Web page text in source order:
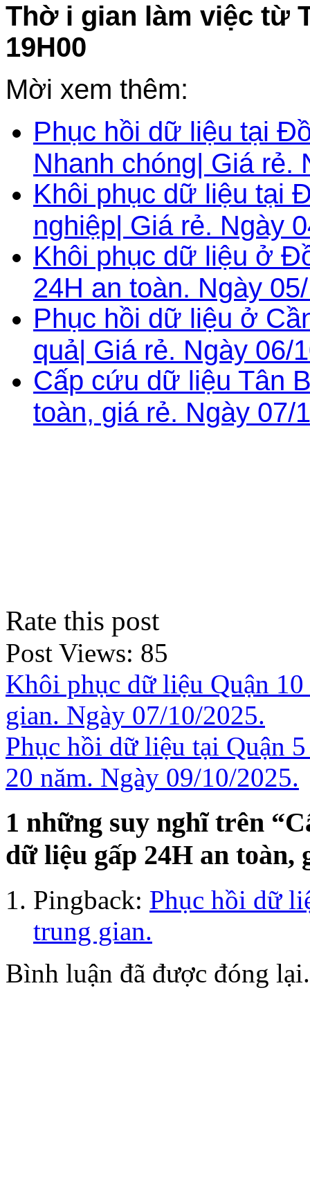
Thờ i gian làm việc từ
19H00
Mời xem thêm:
Phục hồi dữ liệu tại
Nhanh chóng| Giá rẻ.
Khôi phục dữ liệu tại
nghiệp| Giá rẻ. Ngày
Khôi phục dữ liệu ở
24H an toàn. Ngày
Phục hồi dữ liệu ở
quả| Giá rẻ. Ngày 06/
Cấp cứu dữ liệu Tân
toàn, giá rẻ. Ngày 07/
Rate this post
Post Views: 85
Khôi phục dữ liệu Quận
gian. Ngày 07/10/2025.
Phục hồi dữ liệu tại Quận
20 năm. Ngày 09/10/2025.
1 những suy nghĩ trên “
dữ liệu gấp 24H an toàn,
Pingback: Phục hồi dữ
trung gian.
Bình luận đã được đóng lại.